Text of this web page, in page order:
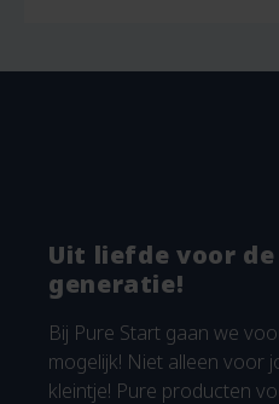
Uit liefde voor
generatie!
Bij Pure Start gaan we
mogelijk! Niet alleen voor
kleintje! Pure producten